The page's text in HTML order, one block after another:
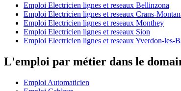
Emploi Electricien lignes et reseaux Bellinzona
Emploi Electricien lignes et reseaux Crans-
Emploi Electricien lignes et reseaux Monthey
Emploi Electricien lignes et reseaux Sion
Emploi Electricien lignes et reseaux Yverdon-les-
L'emploi par métier dans le
Emploi Automaticien